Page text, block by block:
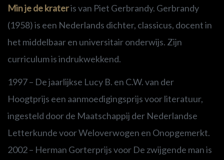
Min je de krateris van Piet Gerbrandy. Gerbrandy
(1958) is een Nederlands dichter, classicus, docent in
het middelbaar en universitair onderwijs. Zijn
curriculum is indrukwekkend.
1997 – De jaarlijkse Lucy B. en C.W. van der
Hoogtprijs een aanmoedigingsprijs voor literatuur,
ingesteld door de Maatschappij der Nederlandse
Letterkunde voor Weloverwogen en Onopgemerkt.
2002 – Herman Gorterprijs voor De zwijgende man is